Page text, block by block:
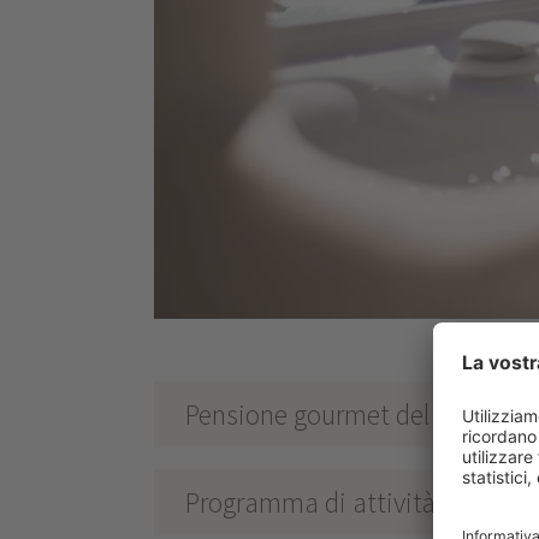
Pensione gourmet del Gerstl
Programma di attività